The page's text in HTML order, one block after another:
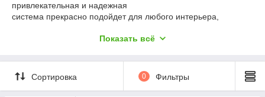
привлекательная и надежная
система прекрасно подойдет для любого интерьера,
и максимально эффективно использовать пространство,
индивидуальные желания.
Показать всё
Сортировка 0 Фильтры